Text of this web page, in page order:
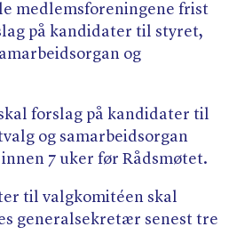
medlemsforeningene frist
på kandidater til styret,
og
forslag på kandidater til
og samarbeidsorgan
7 uker før Rådsmøtet.
til valgkomitéen skal
generalsekretær senest tre